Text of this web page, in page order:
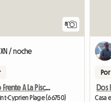
8
/ noche
Apartamento Frente A La Piscina
Cyprien Plage (66750)
Casa